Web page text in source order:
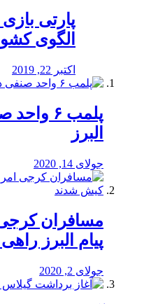
پارتی
الگوی
اکتبر 22, 2019
پلمب ۶
البرز
جولای 14, 2020
مسافران کرجی
پیام البرز
جولای 2, 2020